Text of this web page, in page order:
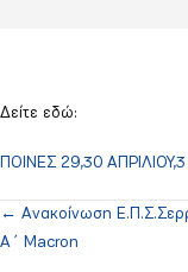
Δείτε εδώ:
ΠΟΙΝΕΣ 29,30
Posts
← Ανακοίνωση
Α΄ Macron